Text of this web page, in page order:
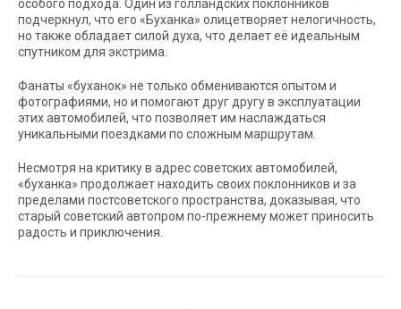
особого подхода. Один из голландских поклонников
подчеркнул, что его «Буханка» олицетворяет нелогичность,
но также обладает силой духа, что делает её идеальным
спутником для экстрима.
Фанаты «буханок» не только обмениваются опытом и
фотографиями, но и помогают друг другу в эксплуатации
этих автомобилей, что позволяет им наслаждаться
уникальными поездками по сложным маршрутам.
Несмотря на критику в адрес советских автомобилей,
«буханка» продолжает находить своих поклонников и за
пределами постсоветского пространства, доказывая, что
старый советский автопром по-прежнему может приносить
радость и приключения.